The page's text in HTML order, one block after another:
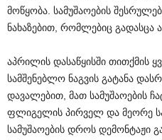
მოწყობა. სამუშაოების
ნახაზებით, რომლებიც გადასცა
აპრილის დასაწყისში თითქმის
სამშენებლო ნაგვის გატანა
დავალებით, მათ სამუშაოების
ფლიგელის პირველ და მეორე
სამუშაოების დროს დემონტაჟი